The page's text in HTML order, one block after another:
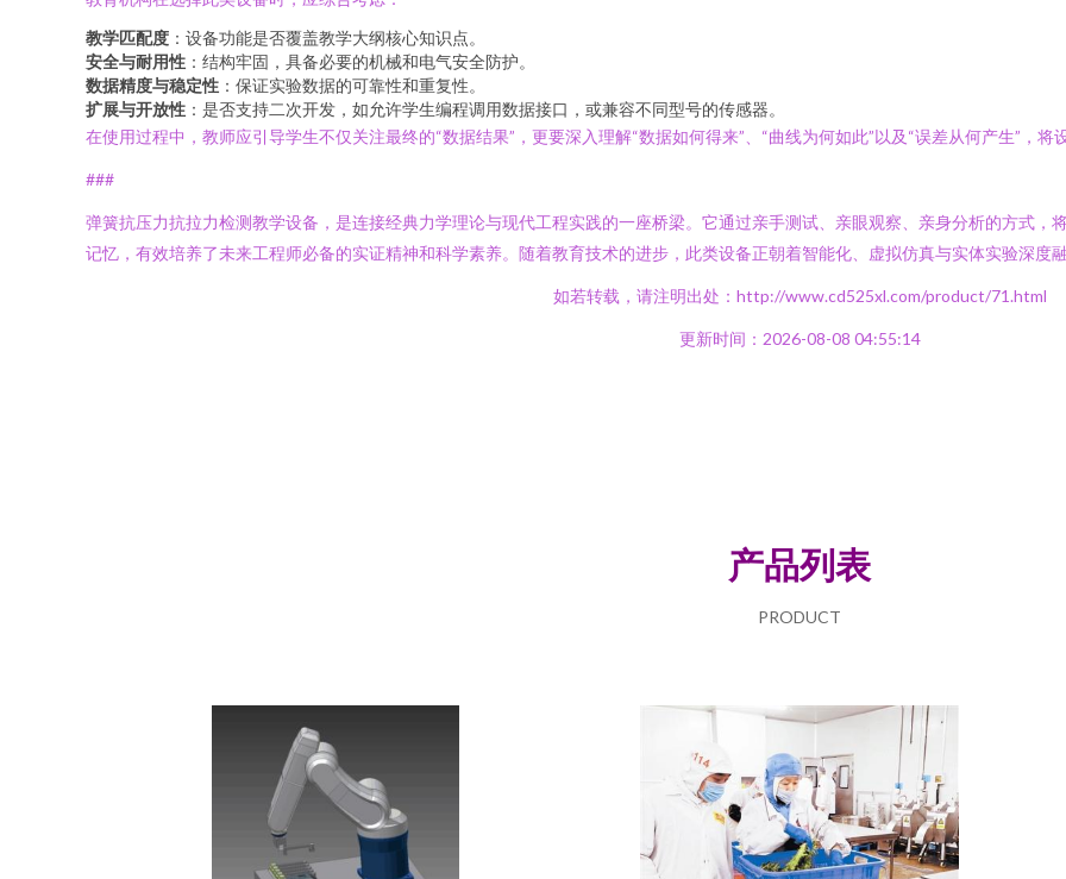
教学匹配度 ：设备功能是否覆盖教学大纲核心知识点。
安全与耐用性 ：结构牢固，具备必要的机械和电气安全防护。
数据精度与稳定性 ：保证实验数据的可靠性和重复性。
扩展与开放性 ：是否支持二次开发，如允许学生编程调用数据接口，或兼容不同型号的传感器。
在使用过程中，教师应引导学生不仅关注最终的“数据结果”，更要深入理解“数据如何得来”、“曲线为何如此”以及“误差从何产生”，
###
弹簧抗压力抗拉力检测教学设备，是连接经典力学理论与现代工程实践的一座桥梁。它通过亲手测试、亲眼观察、亲身分析的方式，
记忆，有效培养了未来工程师必备的实证精神和科学素养。随着教育技术的进步，此类设备正朝着智能化、虚拟仿真与实体实验深度
如若转载，请注明出处：http://www.cd525xl.com/product/71.html
更新时间：2026-08-08 04:55:14
产品列表
PRODUCT